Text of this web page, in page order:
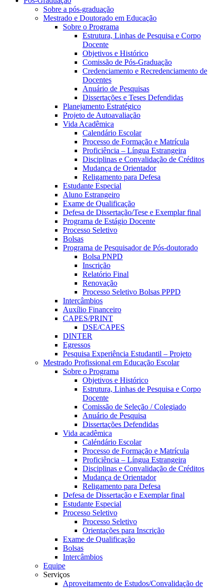
Sobre a pós-graduação
Mestrado e Doutorado em Educação
Sobre o Programa
Estrutura, Linhas de Pesquisa e Corpo
Docente
Objetivos e Histórico
Comissão de Pós-Graduação
Credenciamento e Recredenciamento de
Docentes
Anuário de Pesquisas
Dissertações e Teses Defendidas
Planejamento Estratégico
Projeto de Autoavaliação
Vida Acadêmica
Calendário Escolar
Processo de Formação e Matrícula
Proficiência – Língua Estrangeira
Disciplinas e Convalidação de Créditos
Mudança de Orientador
Religamento para Defesa
Estudante Especial
Aluno Estrangeiro
Exame de Qualificação
Defesa de Dissertação/Tese e Exemplar final
Programa de Estágio Docente
Processo Seletivo
Bolsas
Programa de Pesquisador de Pós-doutorado
Bolsa PNPD
Inscrição
Relatório Final
Renovação
Processo Seletivo Bolsas PPPD
Intercâmbios
Auxílio Financeiro
CAPES/PRINT
DSE/CAPES
DINTER
Egressos
Pesquisa Experiência Estudantil – Projeto
Mestrado Profissional em Educação Escolar
Sobre o Programa
Objetivos e Histórico
Estrutura, Linhas de Pesquisa e Corpo
Docente
Comissão de Seleção / Colegiado
Anuário de Pesquisa
Dissertações Defendidas
Vida acadêmica
Caléndário Escolar
Processo de Formação e Matrícula
Proficiência – Língua Estrangeira
Disciplinas e Convalidação de Créditos
Mudança de Orientador
Religamento para Defesa
Defesa de Dissertação e Exemplar final
Estudante Especial
Processo Seletivo
Processo Seletivo
Orientações para Inscrição
Exame de Qualificação
Bolsas
Intercâmbios
Equipe
Serviços
Aproveitamento de Estudos/Convalidação de